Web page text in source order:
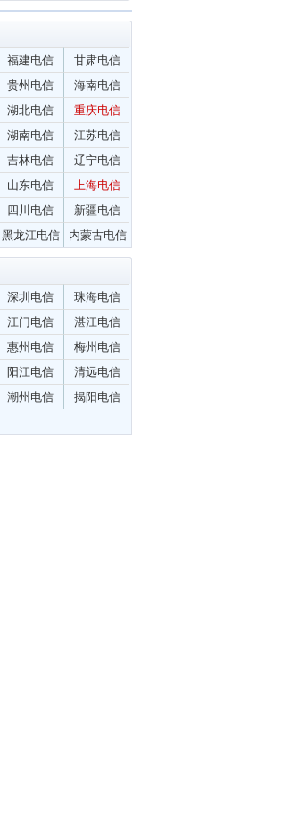
福建电信
甘肃电信
贵州电信
海南电信
湖北电信
重庆电信
湖南电信
江苏电信
吉林电信
辽宁电信
山东电信
上海电信
四川电信
新疆电信
黑龙江电信 内蒙古电信
深圳电信
珠海电信
江门电信
湛江电信
惠州电信
梅州电信
阳江电信
清远电信
潮州电信
揭阳电信